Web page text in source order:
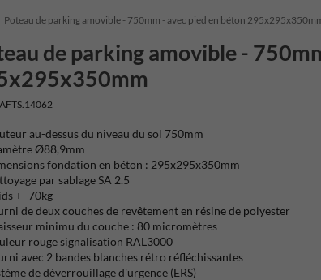
Poteau de parking amovible - 750mm - avec pied en béton
de parking amovible -
au-dessus du niveau du sol 750mm
Ø88,9mm
fondation en béton : 295x295x350mm
par sablage SA 2.5
+- 70kg
de deux couches de revêtement en résine de polyester
minimu du couche : 80 micromètres
rouge signalisation RAL3000
avec 2 bandes blanches rétro réfléchissantes
de déverrouillage d'urgence (ERS)